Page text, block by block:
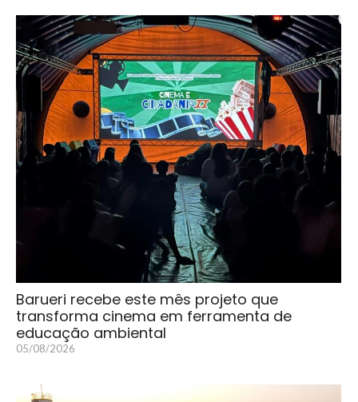
Barueri recebe este mês projeto que
transforma cinema em ferramenta de
educação ambiental
05/08/2026